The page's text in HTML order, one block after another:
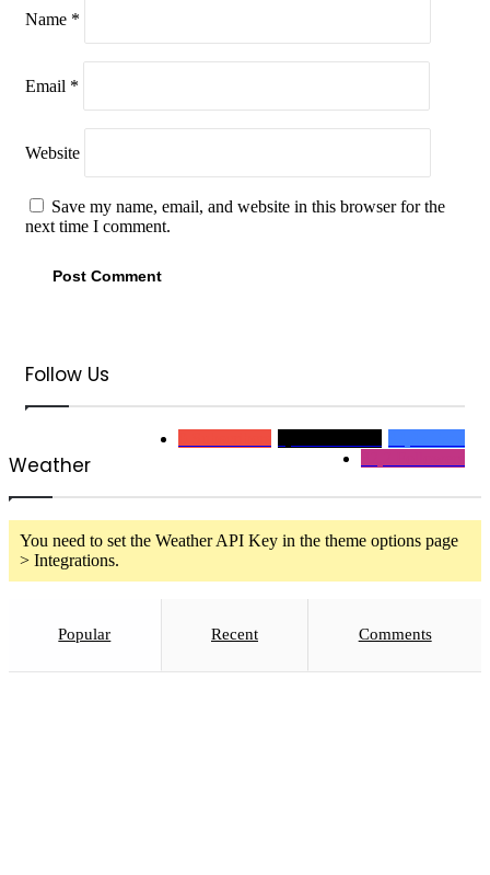
Name *
Email *
Website
Save my name, email, and website in this browser for the
next time I comment.
Follow Us
Weather
You need to set the Weather API Key in the theme options page
> Integrations.
Popular Recent Comments